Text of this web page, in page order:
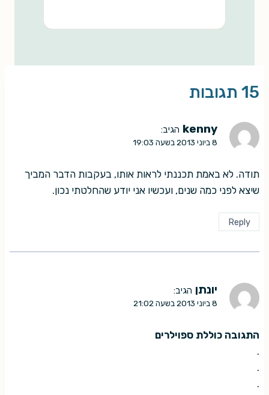
15 תגובות
kenny הגיב:
8 ביוני 2013 בשעה 19:03
תודה. לא באמת תכננתי לראות אותו, בעקבות הדבר המביך
שיצא לפני כמה שנים, ועכשיו אני יודע שהחלטתי נכון.
Reply
יונתן הגיב:
8 ביוני 2013 בשעה 21:02
התגובה כוללת ספוילרים
.
.
.